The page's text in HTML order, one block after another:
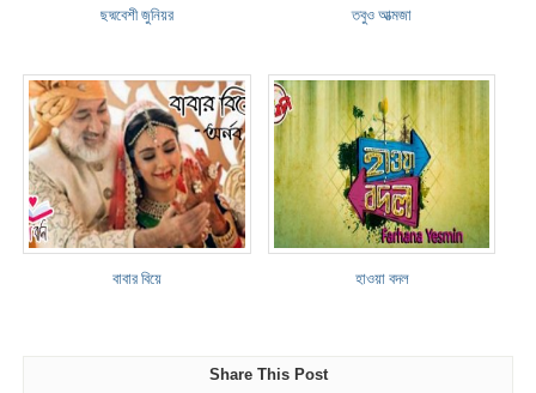
ছদ্মবেশী জুনিয়র তবুও আত্মজা
বাবার বিয়ে হাওয়া বদল
Share This Post